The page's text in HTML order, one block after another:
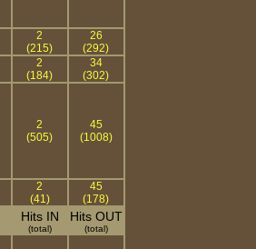
2
(215)
26
(292)
2
(184)
34
(302)
2
(505)
45
(1008)
2
(41)
45
(178)
Hits IN
(total)
Hits OUT
(total)